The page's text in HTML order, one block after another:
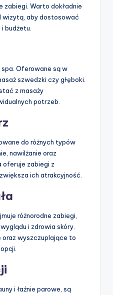
zabiegi. Warto dokładnie
wizytą, aby dostosować
budżetu.
Oferowane są w
szwedzki czy głęboki.
z masaży
potrzeb.
do różnych typów
nawilżanie oraz
oferuje zabiegi z
ich atrakcyjność.
różnorodne zabiegi,
i zdrowia skóry.
oraz wyszczuplające to
i łaźnie parowe, są